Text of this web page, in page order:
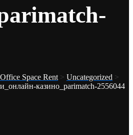
Space Rent > Uncategorized >
казино_parimatch-2556044